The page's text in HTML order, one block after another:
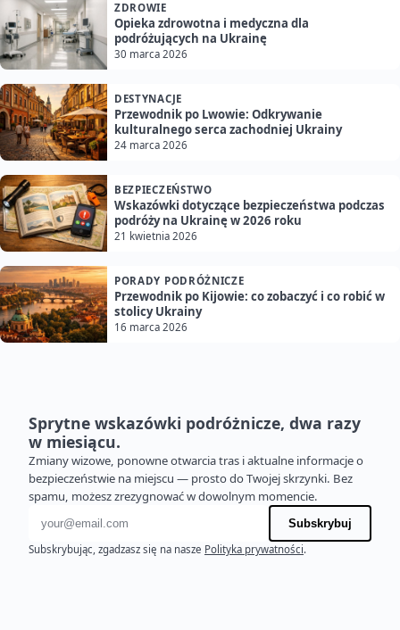
ZDROWIE
Opieka zdrowotna i medyczna dla
podróżujących na Ukrainę
30 marca 2026
DESTYNACJE
Przewodnik po Lwowie: Odkrywanie
kulturalnego serca zachodniej Ukrainy
24 marca 2026
BEZPIECZEŃSTWO
Wskazówki dotyczące bezpieczeństwa podczas
podróży na Ukrainę w 2026 roku
21 kwietnia 2026
PORADY PODRÓŻNICZE
Przewodnik po Kijowie: co zobaczyć i co robić w
stolicy Ukrainy
16 marca 2026
Sprytne wskazówki podróżnicze, dwa razy
w miesiącu.
Zmiany wizowe, ponowne otwarcia tras i aktualne informacje o
bezpieczeństwie na miejscu — prosto do Twojej skrzynki. Bez
spamu, możesz zrezygnować w dowolnym momencie.
Adres e-mail
Subskrybuj
Subskrybując, zgadzasz się na nasze Polityka prywatności.